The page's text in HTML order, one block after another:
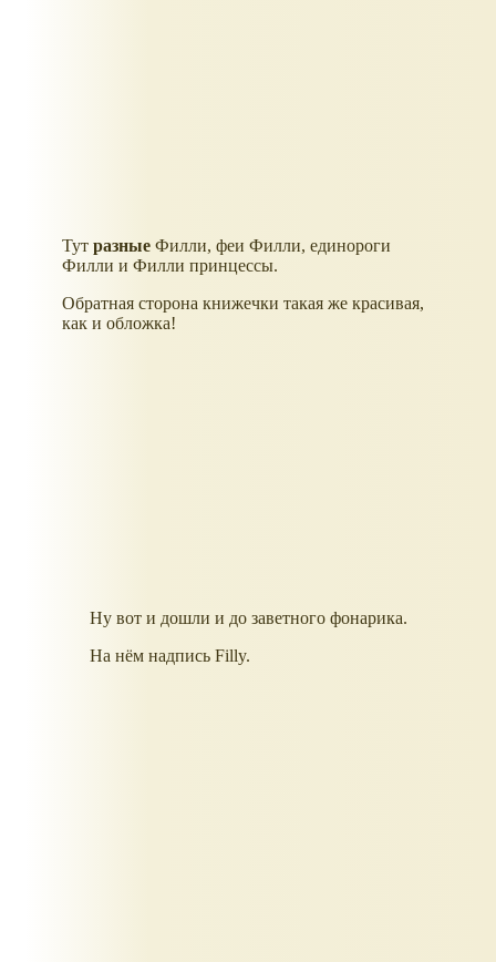
Тут разные Филли, феи Филли, единороги
Филли и Филли принцессы.
Обратная сторона книжечки такая же красивая,
как и обложка!
Ну вот и дошли и до заветного фонарика.
На нём надпись Filly.